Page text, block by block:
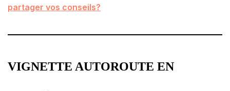
partager vos conseils?
VIGNETTE AUTOROUTE EN